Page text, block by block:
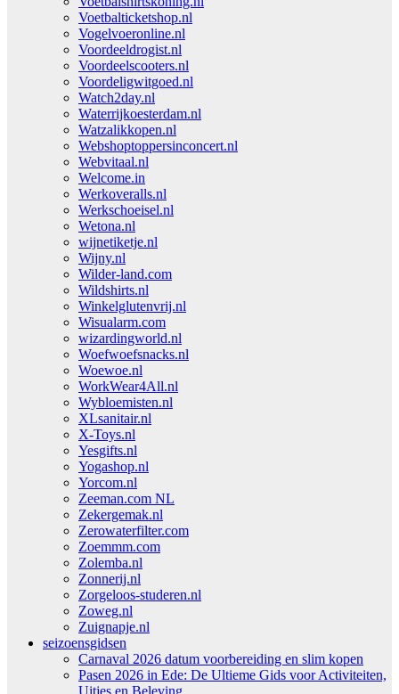
Voetbalticketshop.nl
Vogelvoeronline.nl
Voordeeldrogist.nl
Voordeelscooters.nl
Voordeligwitgoed.nl
Watch2day.nl
Waterrijkoesterdam.nl
Watzalikkopen.nl
Webshoptoppersinconcert.nl
Webvitaal.nl
Welcome.in
Werkoveralls.nl
Werkschoeisel.nl
Wetona.nl
wijnetiketje.nl
Wijny.nl
Wilder-land.com
Wildshirts.nl
Winkelglutenvrij.nl
Wisualarm.com
wizardingworld.nl
Woefwoefsnacks.nl
Woewoe.nl
WorkWear4All.nl
Wybloemisten.nl
XLsanitair.nl
X-Toys.nl
Yesgifts.nl
Yogashop.nl
Yorcom.nl
Zeeman.com NL
Zekergemak.nl
Zerowaterfilter.com
Zoemmm.com
Zolemba.nl
Zonnerij.nl
Zorgeloos-studeren.nl
Zoweg.nl
Zuignapje.nl
seizoensgidsen
Carnaval 2026 datum voorbereiding en slim kopen
Pasen 2026 in Ede: De Ultieme Gids voor Activiteiten,
Uitjes en Beleving